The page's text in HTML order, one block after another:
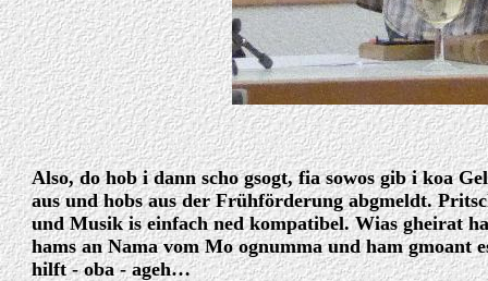
Also, do hob i dann scho gsogt, fia sowos gib i koa
aus und hobs aus der Frühförderung abgmeldt.
und Musik is einfach ned kompatibel. Wias gheirat
hams an Nama vom Mo ognumma und ham gmoant
hilft - oba - ageh…